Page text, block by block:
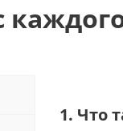
1. Что